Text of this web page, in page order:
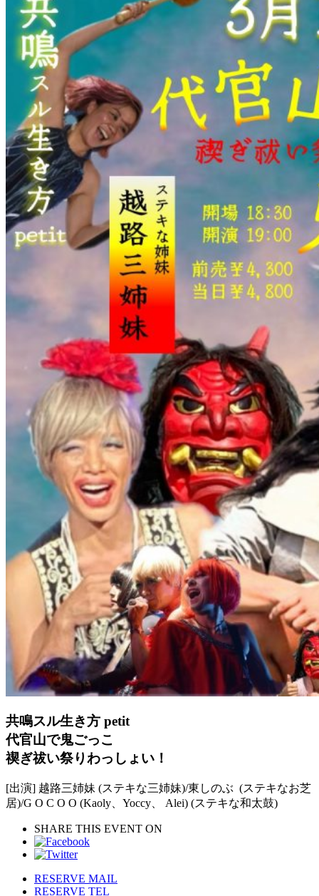
共鳴スル生き方 petit
代官山で鬼ごっこ
禊ぎ祓い祭りわっしょい！
[出演] 越路三姉妹 (ステキな三姉妹)/東しのぶ (ステキなお芝
居)/G O C O O (Kaoly、Yoccy、 Alei) (ステキな和太鼓)
SHARE THIS EVENT ON
RESERVE MAIL
RESERVE TEL